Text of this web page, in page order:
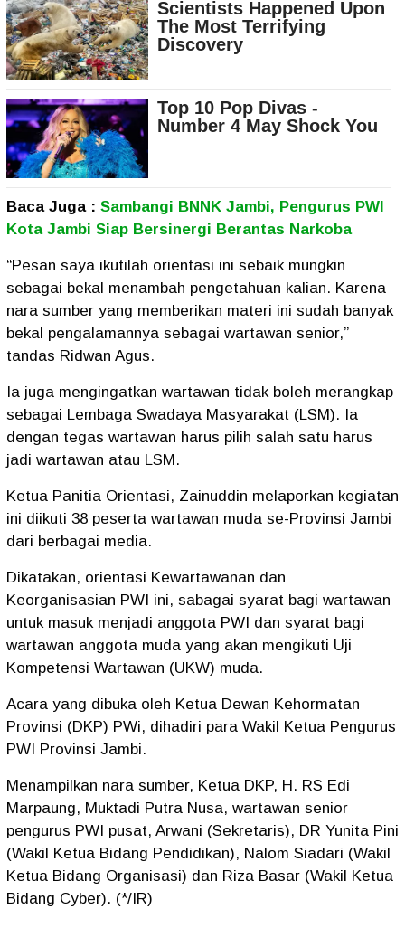
Baca Juga : Sambangi BNNK Jambi, Pengurus PWI
Kota Jambi Siap Bersinergi Berantas Narkoba
“Pesan saya ikutilah orientasi ini sebaik mungkin
sebagai bekal menambah pengetahuan kalian. Karena
nara sumber yang memberikan materi ini sudah banyak
bekal pengalamannya sebagai wartawan senior,”
tandas Ridwan Agus.
Ia juga mengingatkan wartawan tidak boleh merangkap
sebagai Lembaga Swadaya Masyarakat (LSM). Ia
dengan tegas wartawan harus pilih salah satu harus
jadi wartawan atau LSM.
Ketua Panitia Orientasi, Zainuddin melaporkan kegiatan
ini diikuti 38 peserta wartawan muda se-Provinsi Jambi
dari berbagai media.
Dikatakan, orientasi Kewartawanan dan
Keorganisasian PWI ini, sabagai syarat bagi wartawan
untuk masuk menjadi anggota PWI dan syarat bagi
wartawan anggota muda yang akan mengikuti Uji
Kompetensi Wartawan (UKW) muda.
Acara yang dibuka oleh Ketua Dewan Kehormatan
Provinsi (DKP) PWi, dihadiri para Wakil Ketua Pengurus
PWI Provinsi Jambi.
Menampilkan nara sumber, Ketua DKP, H. RS Edi
Marpaung, Muktadi Putra Nusa, wartawan senior
pengurus PWI pusat, Arwani (Sekretaris), DR Yunita Pini
(Wakil Ketua Bidang Pendidikan), Nalom Siadari (Wakil
Ketua Bidang Organisasi) dan Riza Basar (Wakil Ketua
Bidang Cyber). (*/IR)